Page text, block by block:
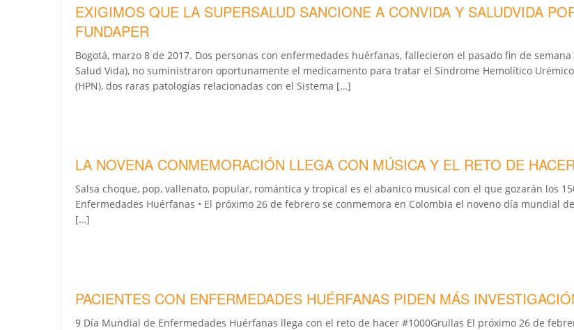
EXIGIMOS QUE LA SUPERSALUD SANCIONE A CONVIDA Y SALUDVIDA
FUNDAPER
Bogotá, marzo 8 de 2017. Dos personas con enfermedades huérfanas, fallecieron el pasado fin de
Salud Vida), no suministraron oportunamente el medicamento para tratar el Síndrome Hemolítico
(HPN), dos raras patologías relacionadas con el Sistema […]
LA NOVENA CONMEMORACIÓN LLEGA CON MÚSICA Y EL RETO DE
Salsa choque, pop, vallenato, popular, romántica y tropical es el abanico musical con el que gozarán los
Enfermedades Huérfanas • El próximo 26 de febrero se conmemora en Colombia el noveno día mundial
[…]
PACIENTES CON ENFERMEDADES HUÉRFANAS PIDEN MÁS
9 Día Mundial de Enfermedades Huérfanas llega con el reto de hacer #1000Grullas El próximo 26 de